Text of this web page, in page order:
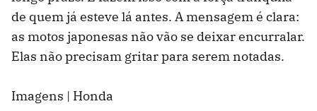
de quem já esteve lá antes. A mensagem é clara:
as motos japonesas não vão se deixar encurralar.
Elas não precisam gritar para serem notadas.
Imagens | Honda